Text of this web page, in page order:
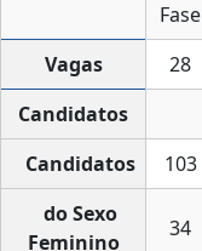
Fase
Vagas
28
Candidatos
Candidatos
103
do Sexo
Feminino
34